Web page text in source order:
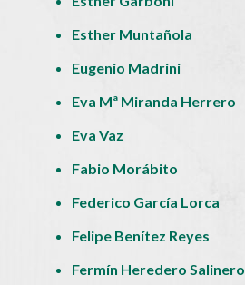
Esther Muntañola
Eugenio Madrini
Eva Mª Miranda Herrero
Eva Vaz
Fabio Morábito
Federico García Lorca
Felipe Benítez Reyes
Fermín Heredero Salinero